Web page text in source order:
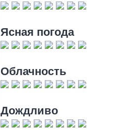
Ясная погода
Облачность
Дождливо